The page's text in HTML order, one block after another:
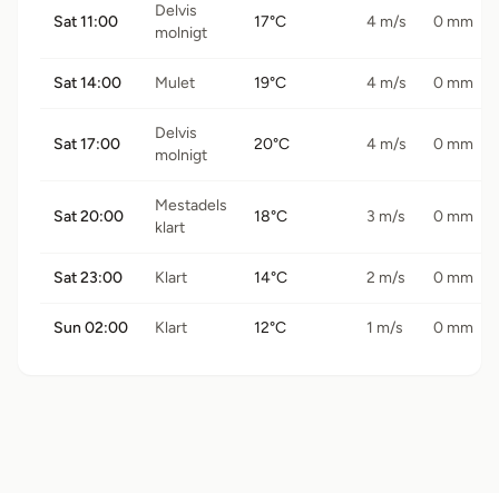
Sat 11:00
Delvis
molnigt
17°C 4 m/s 0 mm
Sat 14:00 Mulet 19°C 4 m/s 0 mm
Sat 17:00
Delvis
molnigt
20°C 4 m/s 0 mm
Sat 20:00
Mestadels
klart
18°C 3 m/s 0 mm
Sat 23:00 Klart 14°C 2 m/s 0 mm
Sun 02:00 Klart 12°C 1 m/s 0 mm